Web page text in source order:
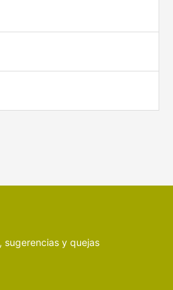
sugerencias y quejas